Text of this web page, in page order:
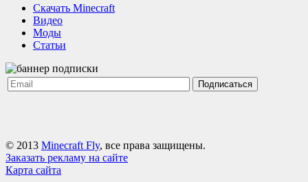
Cкачать Minecraft
Видео
Моды
Статьи
Подписаться
© 2013 Minecraft Fly, все права защищены.
Заказать рекламу на сайте
Карта сайта